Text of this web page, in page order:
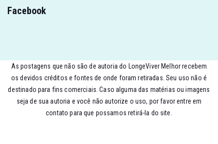
Facebook
As postagens que não são de autoria do LongeViver Melhor recebem
os devidos créditos e fontes de onde foram retiradas. Seu uso não é
destinado para fins comerciais. Caso alguma das matérias ou imagens
seja de sua autoria e você não autorize o uso, por favor entre em
contato para que possamos retirá-la do site.